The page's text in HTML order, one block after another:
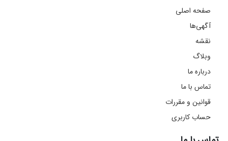
صفحه اصلی
آگهی‌ها
نقشه
وبلاگ
درباره ما
تماس با ما
قوانین و مقررات
حساب کاربری